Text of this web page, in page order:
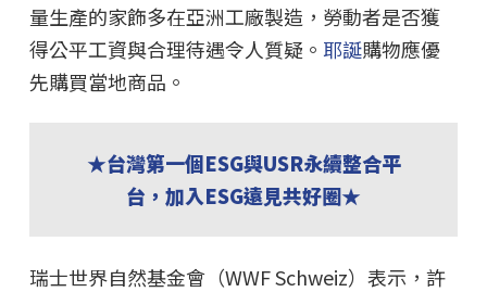
量生產的家飾多在亞洲工廠製造，勞動者是否獲
得公平工資與合理待遇令人質疑。 耶誕購物應優
先購買當地商品。
★台灣第一個ESG與USR永續整合平
台，加入ESG遠見共好圈★
瑞士世界自然基金會（WWF Schweiz）表示，許